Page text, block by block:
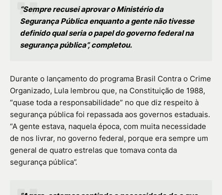
“Sempre recusei aprovar o Ministério da
Segurança Pública enquanto a gente não tivesse
definido qual seria o papel do governo federal na
segurança pública”, completou.
Durante o lançamento do programa Brasil Contra o Crime
Organizado, Lula lembrou que, na Constituição de 1988,
“quase toda a responsabilidade” no que diz respeito à
segurança pública foi repassada aos governos estaduais.
“A gente estava, naquela época, com muita necessidade
de nos livrar, no governo federal, porque era sempre um
general de quatro estrelas que tomava conta da
segurança pública”.